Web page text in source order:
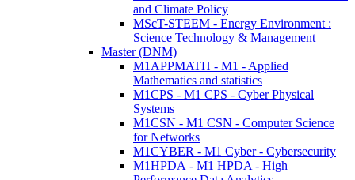
and Climate Policy
MScT-STEEM - Energy Environment :
Science Technology & Management
Master (DNM)
M1APPMATH - M1 - Applied
Mathematics and statistics
M1CPS - M1 CPS - Cyber Physical
Systems
M1CSN - M1 CSN - Computer Science
for Networks
M1CYBER - M1 Cyber - Cybersecurity
M1HPDA - M1 HPDA - High